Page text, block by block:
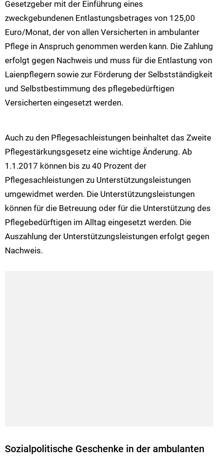
Gesetzgeber mit der Einführung eines
zweckgebundenen Entlastungsbetrages von 125,00
Euro/Monat, der von allen Versicherten in ambulanter
Pflege in Anspruch genommen werden kann. Die Zahlung
erfolgt gegen Nachweis und muss für die Entlastung von
Laienpflegern sowie zur Förderung der Selbstständigkeit
und Selbstbestimmung des pflegebedürftigen
Versicherten eingesetzt werden.
Auch zu den Pflegesachleistungen beinhaltet das Zweite
Pflegestärkungsgesetz eine wichtige Änderung. Ab
1.1.2017 können bis zu 40 Prozent der
Pflegesachleistungen zu Unterstützungsleistungen
umgewidmet werden. Die Unterstützungsleistungen
können für die Betreuung oder für die Unterstützung des
Pflegebedürftigen im Alltag eingesetzt werden. Die
Auszahlung der Unterstützungsleistungen erfolgt gegen
Nachweis.
Sozialpolitische Geschenke in der ambulanten